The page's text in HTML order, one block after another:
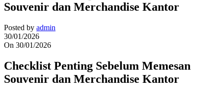
Souvenir dan Merchandise Kantor
Posted by admin
30/01/2026
On 30/01/2026
Checklist Penting Sebelum Memesan
Souvenir dan Merchandise Kantor